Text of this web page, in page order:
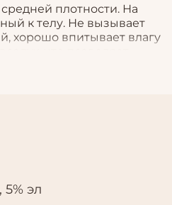
плотности. На
к телу. Не вызывает
хорошо впитывает влагу
одежду. Он
5% эл